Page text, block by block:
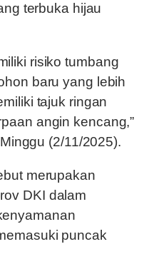
terbuka hijau
risiko tumbang
baru yang lebih
tajuk ringan
angin kencang,”
(2/11/2025).
merupakan
DKI dalam
puncak